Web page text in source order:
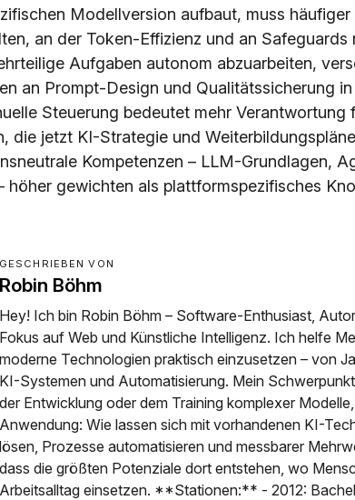
Modellversion aufbaut, muss
an der Token-Effizienz und an Safeguards
Aufgaben autonom abzuarbeiten,
an Prompt-Design und Qualitätssicherung
Steuerung bedeutet mehr Verantwortung
die jetzt KI-Strategie und
Kompetenzen – LLM-Grundlagen,
höher gewichten als plattformspezifisches
GESCHRIEBEN VON
Robin Böhm
Hey! Ich bin Robin Böhm – Software-Enthusiast,
Fokus auf Web und Künstliche Intelligenz. Ich helfe
moderne Technologien praktisch einzusetzen – von
KI-Systemen und Automatisierung. Mein
der Entwicklung oder dem Training komplexer
Anwendung: Wie lassen sich mit vorhandenen KI-
lösen, Prozesse automatisieren und messbarer
dass die größten Potenziale dort entstehen, wo
Arbeitsalltag einsetzen. **Stationen:** - 2012: